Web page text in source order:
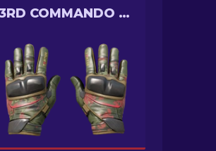
3RD COMMANDO COMPANY